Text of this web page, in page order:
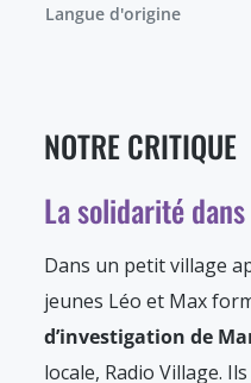
Langue d'origine
NOTRE CRITIQUE
La solidarité
Dans un petit village
jeunes Léo et Max
d’investigation de
locale, Radio Village.